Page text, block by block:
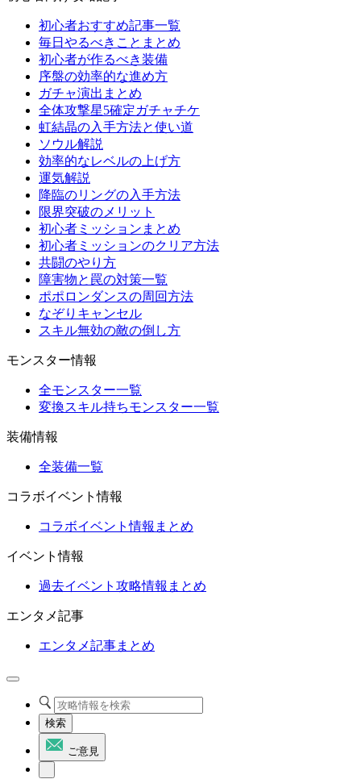
初心者おすすめ記事一覧
毎日やるべきことまとめ
初心者が作るべき装備
序盤の効率的な進め方
ガチャ演出まとめ
全体攻撃星5確定ガチャチケ
虹結晶の入手方法と使い道
ソウル解説
効率的なレベルの上げ方
運気解説
降臨のリングの入手方法
限界突破のメリット
初心者ミッションまとめ
初心者ミッションのクリア方法
共闘のやり方
障害物と罠の対策一覧
ポポロンダンスの周回方法
なぞりキャンセル
スキル無効の敵の倒し方
モンスター情報
全モンスター一覧
変換スキル持ちモンスター一覧
装備情報
全装備一覧
コラボイベント情報
コラボイベント情報まとめ
イベント情報
過去イベント攻略情報まとめ
エンタメ記事
エンタメ記事まとめ
検索
ご意見